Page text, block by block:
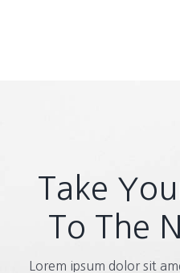
Take
To The
Lorem ipsum dolor sit